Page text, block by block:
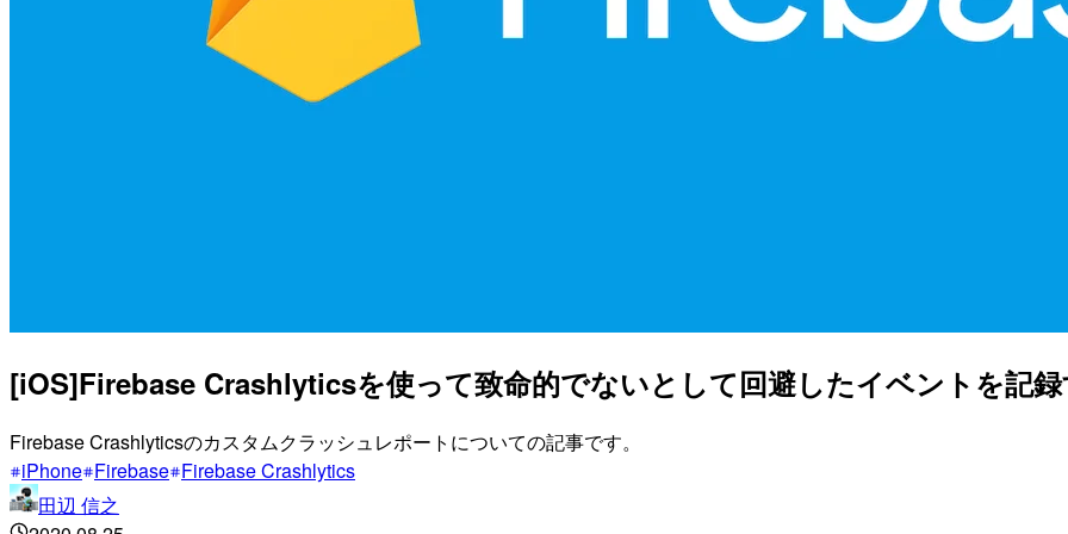
[iOS]Firebase Crashlyticsを使って致命的でないとして回避したイベントを記
Firebase Crashlyticsのカスタムクラッシュレポートについての記事です。
iPhone Firebase Firebase Crashlytics
田辺 信之